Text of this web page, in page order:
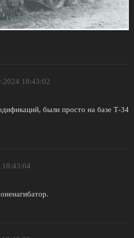
18:43:02
были просто на базе Т-34
18:43:04